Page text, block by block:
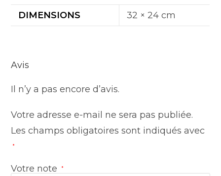
DIMENSIONS 32 × 24 cm
Avis
Il n’y a pas encore d’avis.
Votre adresse e-mail ne sera pas publiée.
Les champs obligatoires sont indiqués avec
*
Votre note *